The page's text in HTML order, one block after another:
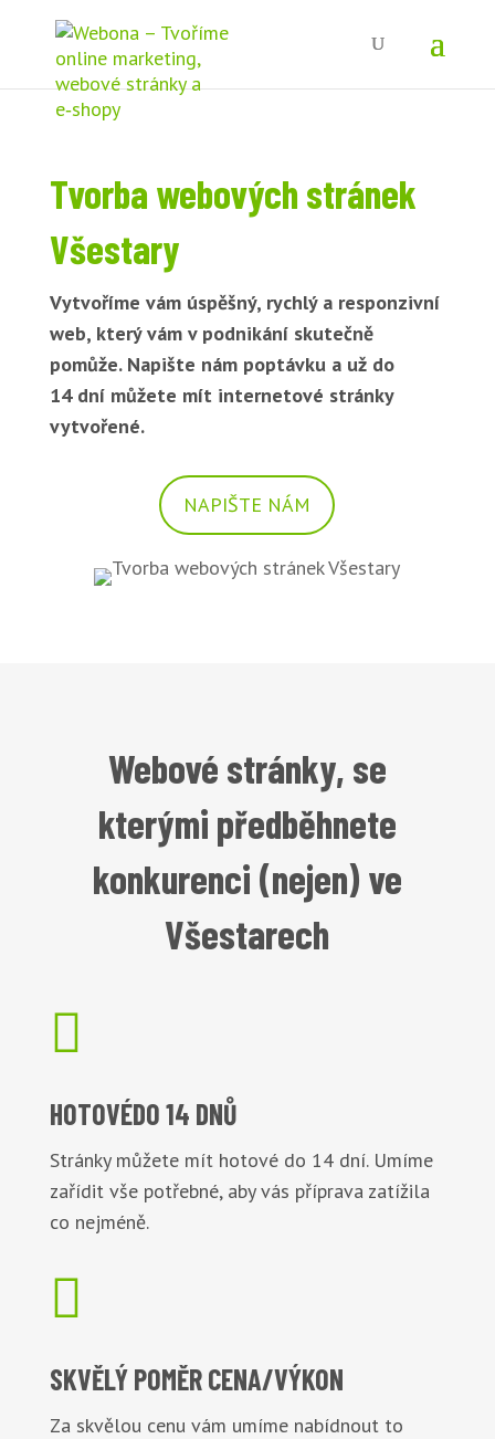
Tvorba webových stránek
Všestary
Vytvoříme vám úspěšný, rychlý a responzivní
web, který vám v podnikání skutečně
pomůže. Napište nám poptávku a už do
14 dní můžete mít internetové stránky
vytvořené.
NAPIŠTE NÁM
Webové stránky, se
kterými předběhnete
konkurenci (nejen) ve
Všestarech

HOTOVÉDO 14 DNŮ
Stránky můžete mít hotové do 14 dní. Umíme
zařídit vše potřebné, aby vás příprava zatížila
co nejméně.

SKVĚLÝ POMĚRCENA/VÝKON
Za skvělou cenu vám umíme nabídnout to